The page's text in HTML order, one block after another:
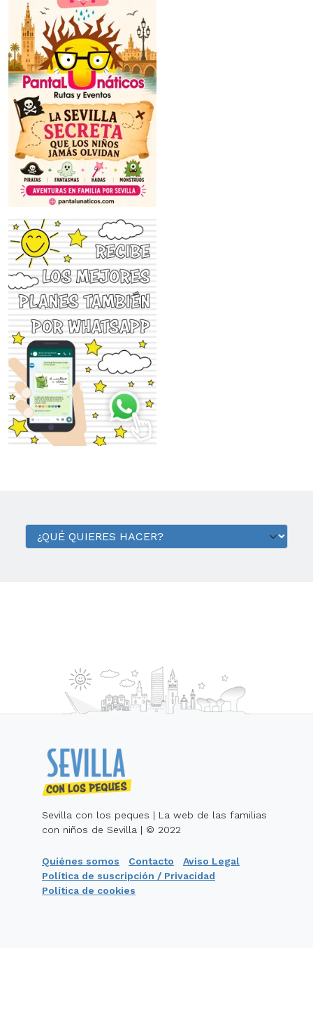
Sevilla con los peques | La web de las familias
con niños de Sevilla | © 2022
Quiénes somos Contacto
Aviso Legal
Política de suscripción / Privacidad
Política de cookies